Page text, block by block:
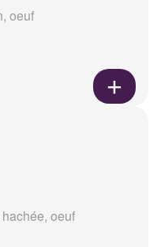
oeuf
oeuf